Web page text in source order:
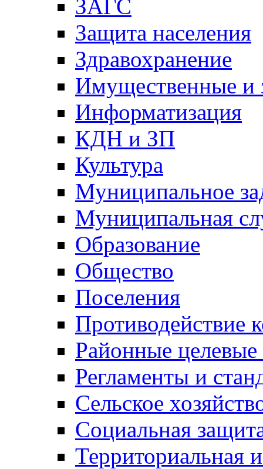
ЗАГС
Защита населения
Здравохранение
Имущественные и
Информатизация
КДН и ЗП
Культура
Муниципальное
Муниципальная
Образование
Общество
Поселения
Противодействие
Районные
Регламенты и
Сельское
Социальная
Территориальная